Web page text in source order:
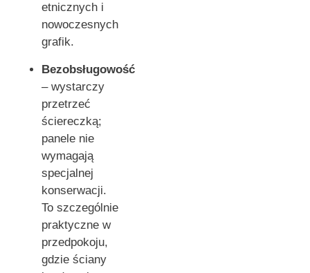
etnicznych i
nowoczesnych
grafik.
Bezobsługowość
– wystarczy
przetrzeć
ściereczką;
panele nie
wymagają
specjalnej
konserwacji.
To szczególnie
praktyczne w
przedpokoju,
gdzie ściany